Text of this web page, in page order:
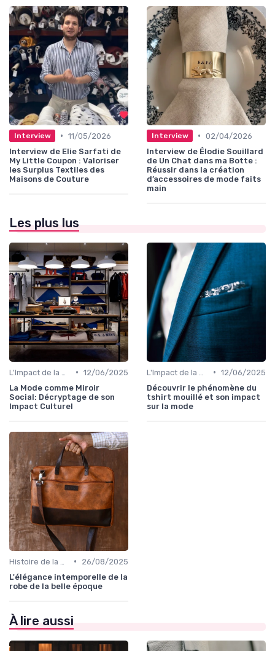
Interview • 11/05/2026
Interview de Elie Sarfati de
My Little Coupon : Valoriser
les Surplus Textiles des
Maisons de Couture
Interview • 02/04/2026
Interview de Élodie Souillard
de Un Chat dans ma Botte :
Réussir dans la création
d’accessoires de mode faits
main
Les plus lus
• 12/06/2025
La Mode comme Miroir
Social: Décryptage de son
Impact Culturel
• 12/06/2025
Découvrir le phénomène du
tshirt mouillé et son impact
sur la mode
•
26/08/2025
L'élégance intemporelle de la
robe de la belle époque
À lire aussi